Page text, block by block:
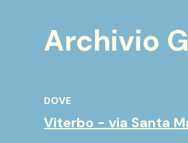
Archivio
DOVE
Viterbo - via Santa